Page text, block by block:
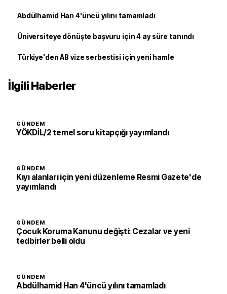
Abdülhamid Han 4'üncü yılını tamamladı
Üniversiteye dönüşte başvuru için 4 ay süre tanındı
Türkiye'den AB vize serbestisi için yeni hamle
İlgili Haberler
GÜNDEM
YÖKDİL/2 temel soru kitapçığı yayımlandı
GÜNDEM
Kıyı alanları için yeni düzenleme Resmi Gazete'de
yayımlandı
GÜNDEM
Çocuk Koruma Kanunu değişti: Cezalar ve yeni
tedbirler belli oldu
GÜNDEM
Abdülhamid Han 4'üncü yılını tamamladı